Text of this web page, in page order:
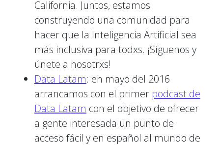
California. Juntos, estamos
construyendo una comunidad para
hacer que la Inteligencia Artificial sea
más inclusiva para todxs. ¡Síguenos y
únete a nosotrxs!
Data Latam: en mayo del 2016
arrancamos con el primer podcast de
Data Latam con el objetivo de ofrecer
a gente interesada un punto de
acceso fácil y en español al mundo de